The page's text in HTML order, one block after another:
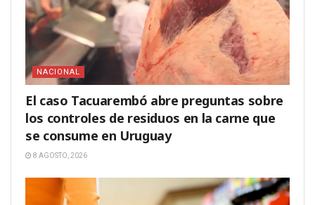
NACIONAL
El caso Tacuarembó abre preguntas sobre
los controles de residuos en la carne que
se consume en Uruguay
8 AGOSTO, 2026